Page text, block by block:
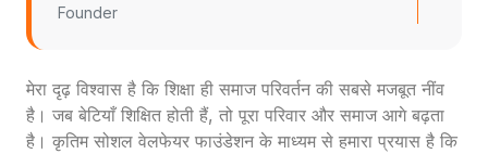
Founder
मेरा दृढ़ विश्वास है कि शिक्षा ही समाज परिवर्तन की सबसे मजबूत नींव
है। जब बेटियाँ शिक्षित होती हैं, तो पूरा परिवार और समाज आगे बढ़ता
है। कृतिम सोशल वेलफेयर फाउंडेशन के माध्यम से हमारा प्रयास है कि